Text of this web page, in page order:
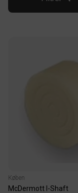
Køben
McDermott I-Shaft